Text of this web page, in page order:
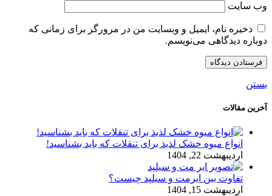
وب‌ سایت
ذخیره نام، ایمیل و وبسایت من در مرورگر برای زمانی که
دوباره دیدگاهی می‌نویسم.
بستن
آخرین مقالات
انواع میوه خشک لذیذ برای تنقلات که باید بشناسید!
اردیبهشت 22, 1404
تفاوت بین ایرمت و سیلپد چیست؟
اردیبهشت 15, 1404